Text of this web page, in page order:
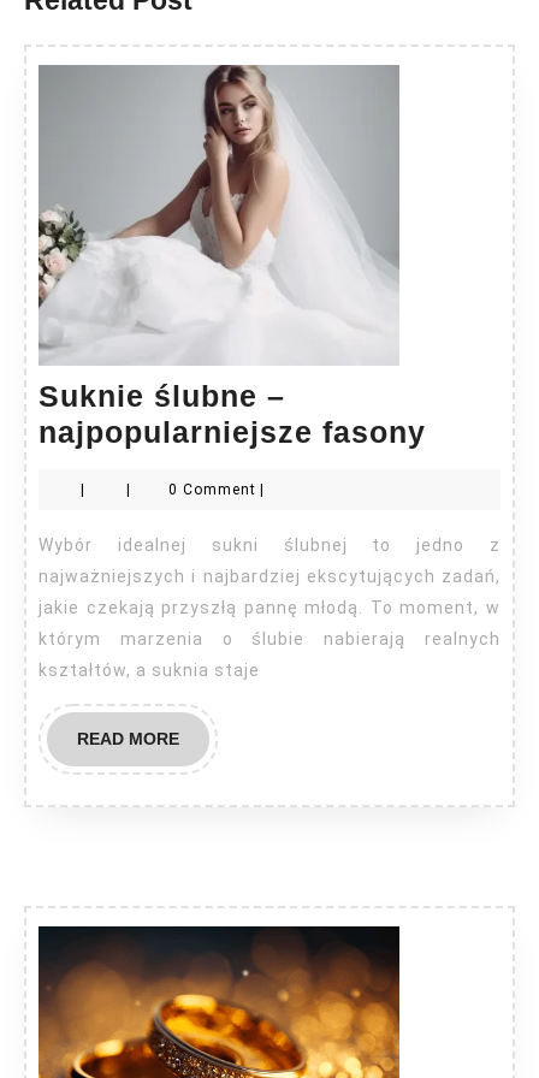
Suknie ślubne –
najpopularniejsze fasony Suknie
ślubne
fasony
0 Comment
Wybór idealnej sukni ślubnej to jedno z
najważniejszych i najbardziej ekscytujących zadań,
jakie czekają przyszłą pannę młodą. To moment, w
którym marzenia o ślubie nabierają realnych
kształtów, a suknia staje
READ MOREREAD
MORE